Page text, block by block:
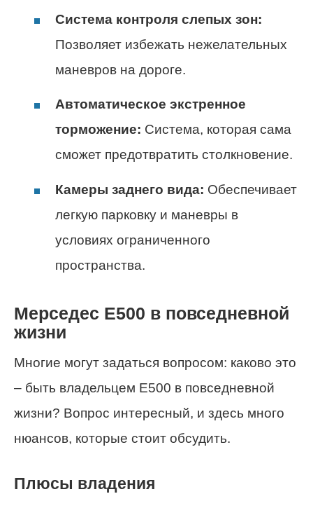
Система контроля слепых зон:
Позволяет избежать нежелательных
маневров на дороге.
Автоматическое экстренное
торможение: Система, которая сама
сможет предотвратить столкновение.
Камеры заднего вида: Обеспечивает
легкую парковку и маневры в
условиях ограниченного
пространства.
Мерседес Е500 в повседневной
жизни
Многие могут задаться вопросом: каково это
– быть владельцем Е500 в повседневной
жизни? Вопрос интересный, и здесь много
нюансов, которые стоит обсудить.
Плюсы владения